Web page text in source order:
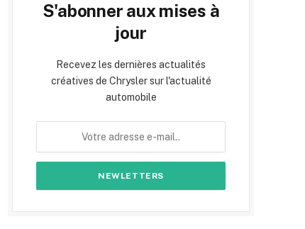
S'abonner aux mises à
jour
Recevez les dernières actualités
créatives de Chrysler sur l'actualité
automobile